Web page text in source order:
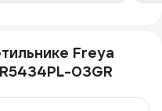
Freya
03GR